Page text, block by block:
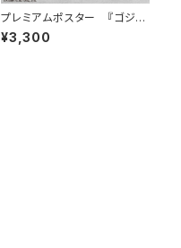
プレミアムポスター 『ゴジ
¥3,300